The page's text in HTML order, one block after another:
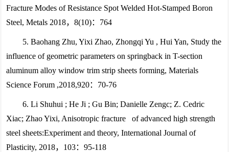
Fracture Modes of Resistance Spot Welded Hot-Stamped Boron
Steel, Metals 2018，8(10)：764
5. Baohang Zhu, Yixi Zhao, Zhongqi Yu , Hui Yan, Study the
influence of geometric parameters on springback in T-section
aluminum alloy window trim strip sheets forming, Materials
Science Forum ,2018,920：70-76
6. Li Shuhui ; He Ji ; Gu Bin; Danielle Zengc; Z. Cedric
Xiac; Zhao Yixi, Anisotropic fracture of advanced high strength
steel sheets:Experiment and theory, International Journal of
Plasticity, 2018，103：95-118